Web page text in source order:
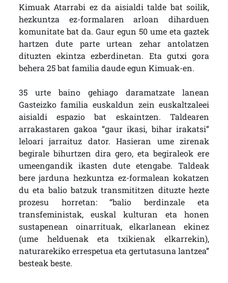
Kimuak Atarrabi ez da aisialdi talde bat soilik,
hezkuntza ez-formalaren arloan diharduen
komunitate bat da. Gaur egun 50 ume eta gaztek
hartzen dute parte urtean zehar antolatzen
dituzten ekintza ezberdinetan. Eta gutxi gora
behera 25 bat familia daude egun Kimuak-en.
35 urte baino gehiago daramatzate lanean
Gasteizko familia euskaldun zein euskaltzaleei
aisialdi espazio bat eskaintzen. Taldearen
arrakastaren gakoa “gaur ikasi, bihar irakatsi”
leloari jarraituz dator. Hasieran ume zirenak
begirale bihurtzen dira gero, eta begiraleok ere
umeengandik ikasten dute etengabe. Taldeak
bere jarduna hezkuntza ez-formalean kokatzen
du eta balio batzuk transmititzen dituzte hezte
prozesu horretan: “balio berdinzale eta
transfeministak, euskal kulturan eta honen
sustapenean oinarrituak, elkarlanean ekinez
(ume helduenak eta txikienak elkarrekin),
naturarekiko errespetua eta gertutasuna lantzea”
besteak beste.